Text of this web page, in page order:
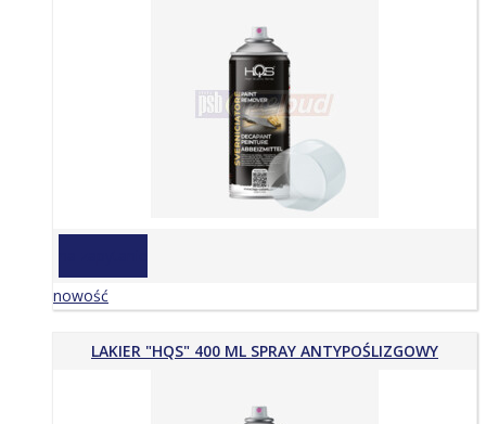
nowość
LAKIER "HQS" 400 ML SPRAY ANTYPOŚLIZGOWY